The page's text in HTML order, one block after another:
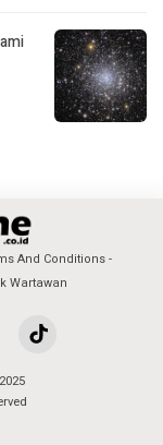
And Conditions
Wartawan